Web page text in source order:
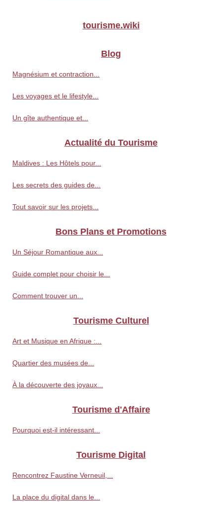
tourisme.wiki
Blog
Magnésium et contraction...
Les voyages et le lifestyle...
Un gîte authentique et...
Actualité du Tourisme
Maldives : Les Hôtels pour...
Les secrets des guides de...
Tout savoir sur les projets...
Bons Plans et Promotions
Un Séjour Romantique aux...
Guide complet pour choisir le...
Comment trouver un...
Tourisme Culturel
Art et Musique en Afrique :...
Quartier des musées de...
À la découverte des joyaux...
Tourisme d'Affaire
Pourquoi est-il intéressant...
Tourisme Digital
Rencontrez Faustine Verneuil,...
La place du digital dans le...